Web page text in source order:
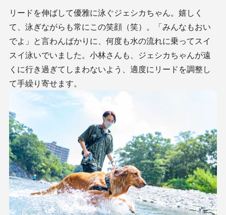
リードを伸ばして優雅に泳ぐジェシカちゃん。嬉しく
て、泳ぎながらも常にこの笑顔（笑）。「みんなもおい
でよ」と言わんばかりに、何度も水の流れに乗ってスイ
スイ泳いでいました。小林さんも、ジェシカちゃんが遠
くに行き過ぎてしまわないよう、適度にリードを調整し
て手繰り寄せます。